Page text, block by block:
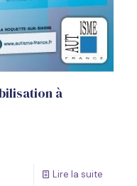
à
Lire la suite